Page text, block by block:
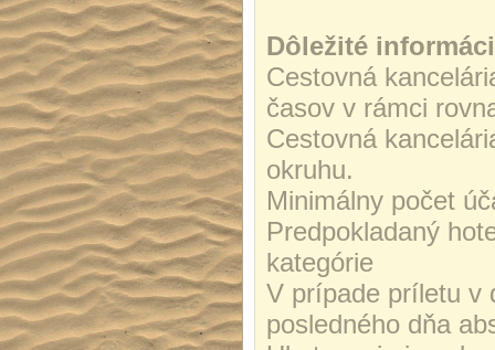
Dôležité
Cestovná
časov v rámci
Cestovná
okruhu.
Minimálny počet
Predpokladaný
kategórie
V prípade príletu v
posledného dňa